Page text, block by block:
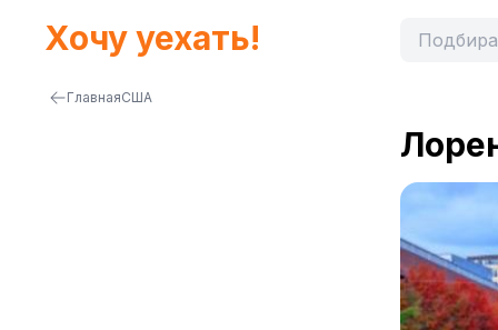
Хочу уехать!
ГлавнаяСША